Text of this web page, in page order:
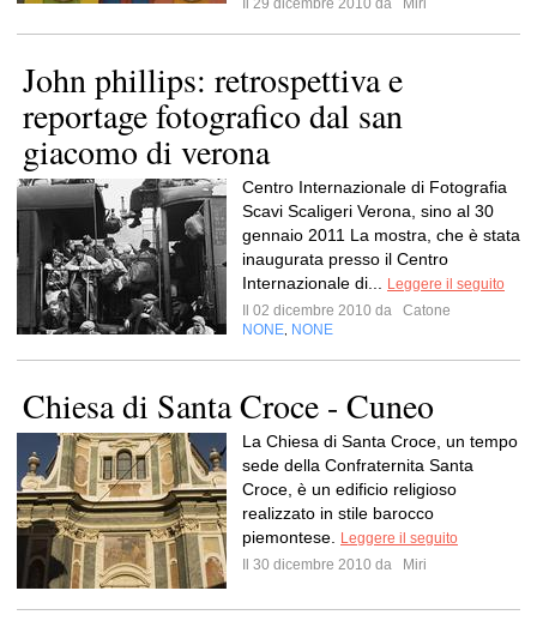
Il 29 dicembre 2010 da
Miri
John phillips: retrospettiva e
reportage fotografico dal san
giacomo di verona
Centro Internazionale di Fotografia
Scavi Scaligeri Verona, sino al 30
gennaio 2011 La mostra, che è stata
inaugurata presso il Centro
Internazionale di...
Leggere il seguito
Il 02 dicembre 2010 da
Catone
NONE NONE
Chiesa di Santa Croce - Cuneo
La Chiesa di Santa Croce, un tempo
sede della Confraternita Santa
Croce, è un edificio religioso
realizzato in stile barocco
piemontese.
Leggere il seguito
Il 30 dicembre 2010 da
Miri